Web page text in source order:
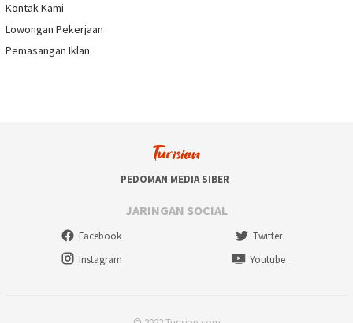
Kontak Kami
Lowongan Pekerjaan
Pemasangan Iklan
PEDOMAN MEDIA SIBER
JARINGAN SOCIAL
Facebook
Twitter
Instagram
Youtube